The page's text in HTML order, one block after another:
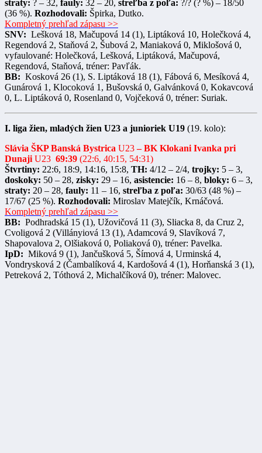
straty: ? – 32, fauly: 32 – 20, streľba z poľa: ?/? (? %) – 18/50
(36 %). Rozhodovali: Špirka, Dutko.
Kompletný prehľad zápasu >>
SNV: Lešková 18, Mačupová 14 (1), Liptáková 10, Holečková 4,
Regendová 2, Staňová 2, Šubová 2, Maniaková 0, Miklošová 0,
vyfaulované: Holečková, Lešková, Liptáková, Mačupová,
Regendová, Staňová, tréner: Pavľák.
BB: Kosková 26 (1), S. Liptáková 18 (1), Fábová 6, Mesíková 4,
Gunárová 1, Klocoková 1, Bušovská 0, Galvánková 0, Kokavcová
0, L. Liptáková 0, Rosenland 0, Vojčeková 0, tréner: Suriak.
I. liga žien, mladých žien U23 a junioriek U19 (19. kolo):
Slávia ŠKP Banská Bystrica U23– BK Klokani Ivanka pri
Dunaji U23 69:39 (22:6, 40:15, 54:31)
Štvrtiny: 22:6, 18:9, 14:16, 15:8, TH: 4/12 – 2/4, trojky: 5 – 3,
doskoky: 50 – 28, zisky: 29 – 16, asistencie: 16 – 8, bloky: 6 – 3,
straty: 20 – 28, fauly: 11 – 16, streľba z poľa: 30/63 (48 %) –
17/67 (25 %). Rozhodovali: Miroslav Matejčík, Krnáčová.
Kompletný prehľad zápasu >>
BB: Podhradská 15 (1), Užovičová 11 (3), Sliacka 8, da Cruz 2,
Cvoligová 2 (Villányiová 13 (1), Adamcová 9, Slavíková 7,
Shapovalova 2, Olšiaková 0, Poliaková 0), tréner: Pavelka.
IpD: Miková 9 (1), Jančušková 5, Šímová 4, Urminská 4,
Vondrysková 2 (Čambalíková 4, Kardošová 4 (1), Horňanská 3 (1),
Petreková 2, Tóthová 2, Michalčíková 0), tréner: Malovec.